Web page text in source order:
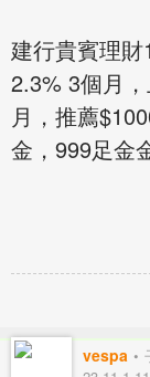
建行貴賓理
2.3% 3個月
月，推薦
金，999足金
vespa